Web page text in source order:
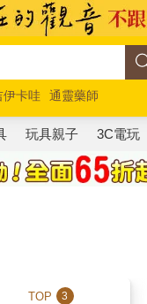
伊卡哇
通靈藥師
跑
玩具親子 3C電玩
TOP 3